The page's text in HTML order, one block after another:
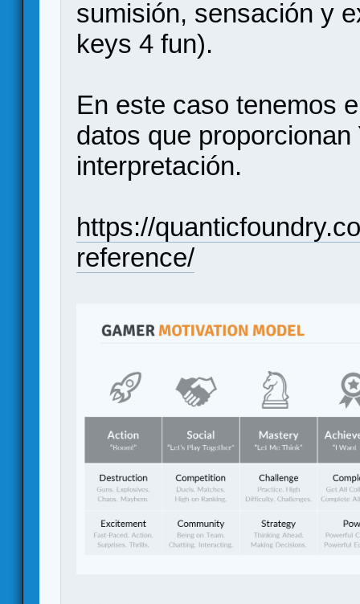
sumisión, sensación y
keys 4 fun).
En este caso tenemos
datos que
interpretación.
https://
reference/